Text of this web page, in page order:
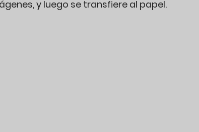
y luego se transfiere al papel.